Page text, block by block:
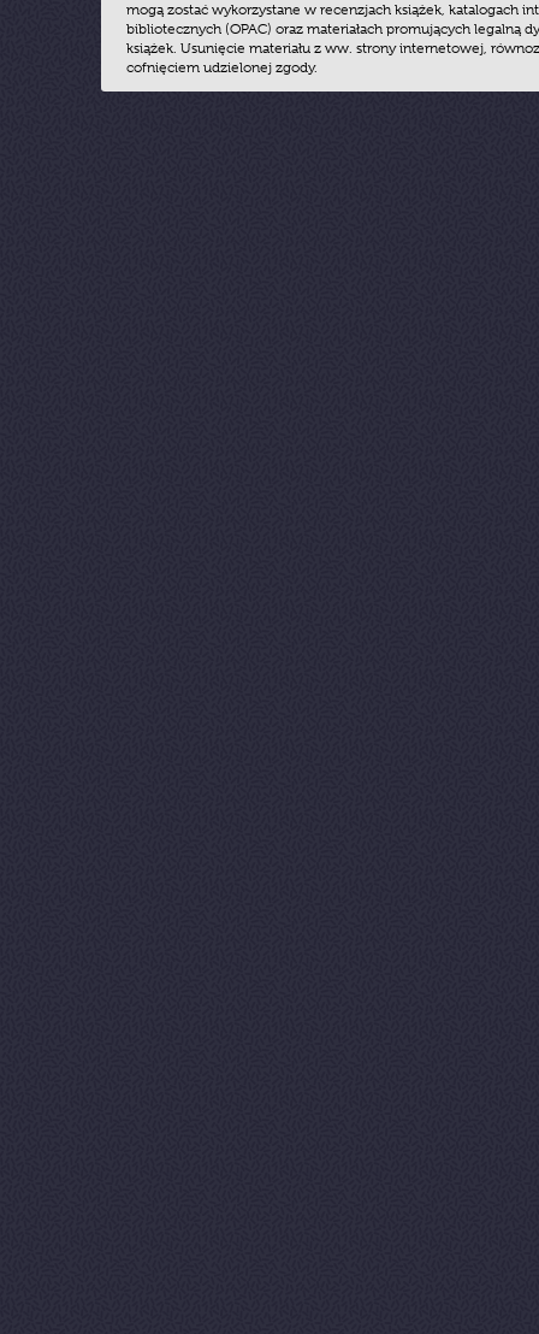
mogą zostać wykorzystane w recenzjach książek, katalogach
bibliotecznych (OPAC) oraz materiałach promujących legalną
książek. Usunięcie materiału z ww. strony internetowej,
cofnięciem udzielonej zgody.